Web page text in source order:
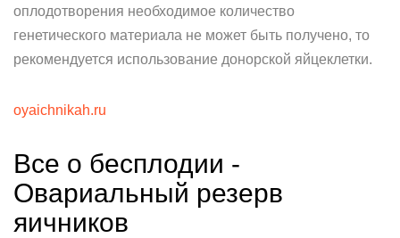
оплодотворения необходимое количество
генетического материала не может быть получено, то
рекомендуется использование донорской яйцеклетки.
oyaichnikah.ru
Все о бесплодии -
Овариальный резерв
яичников